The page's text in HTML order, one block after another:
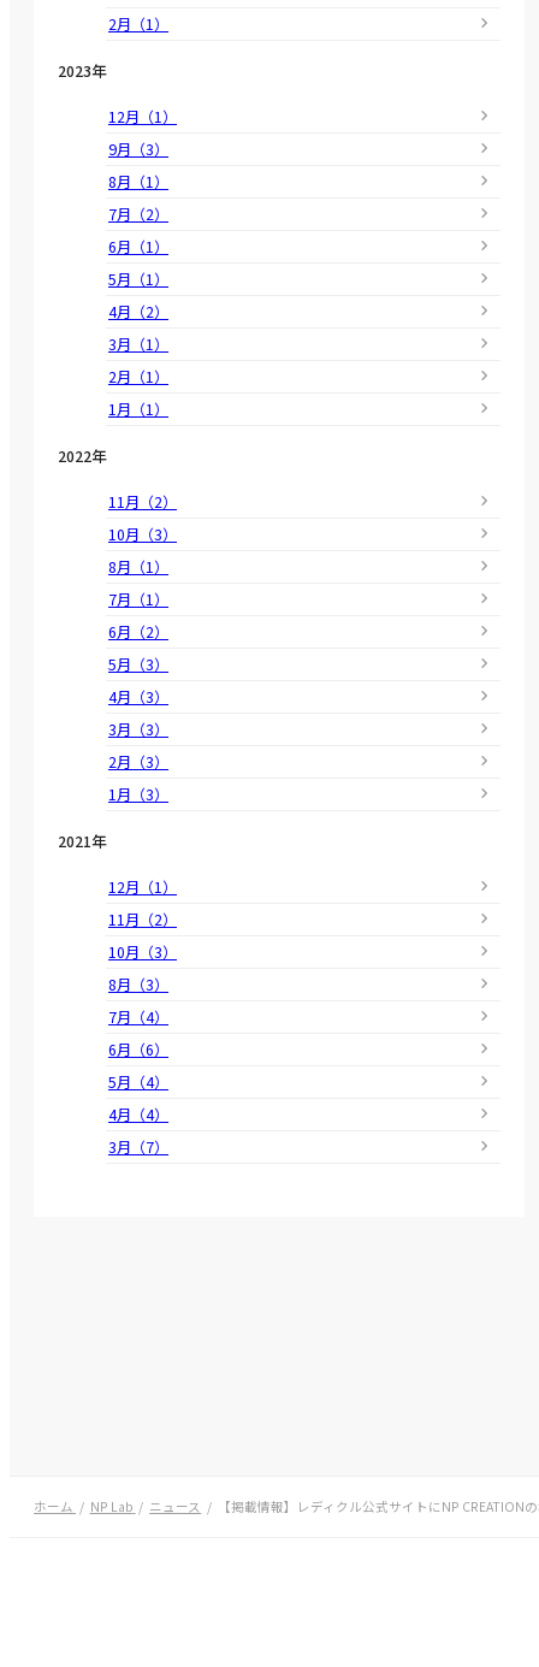
2月（1）
2023年
12月（1）
9月（3）
8月（1）
7月（2）
6月（1）
5月（1）
4月（2）
3月（1）
2月（1）
1月（1）
2022年
11月（2）
10月（3）
8月（1）
7月（1）
6月（2）
5月（3）
4月（3）
3月（3）
2月（3）
1月（3）
2021年
12月（1）
11月（2）
10月（3）
8月（3）
7月（4）
6月（6）
5月（4）
4月（4）
3月（7）
ホーム NP Lab ニュース 【掲載情報】レディクル公式サイトにNP